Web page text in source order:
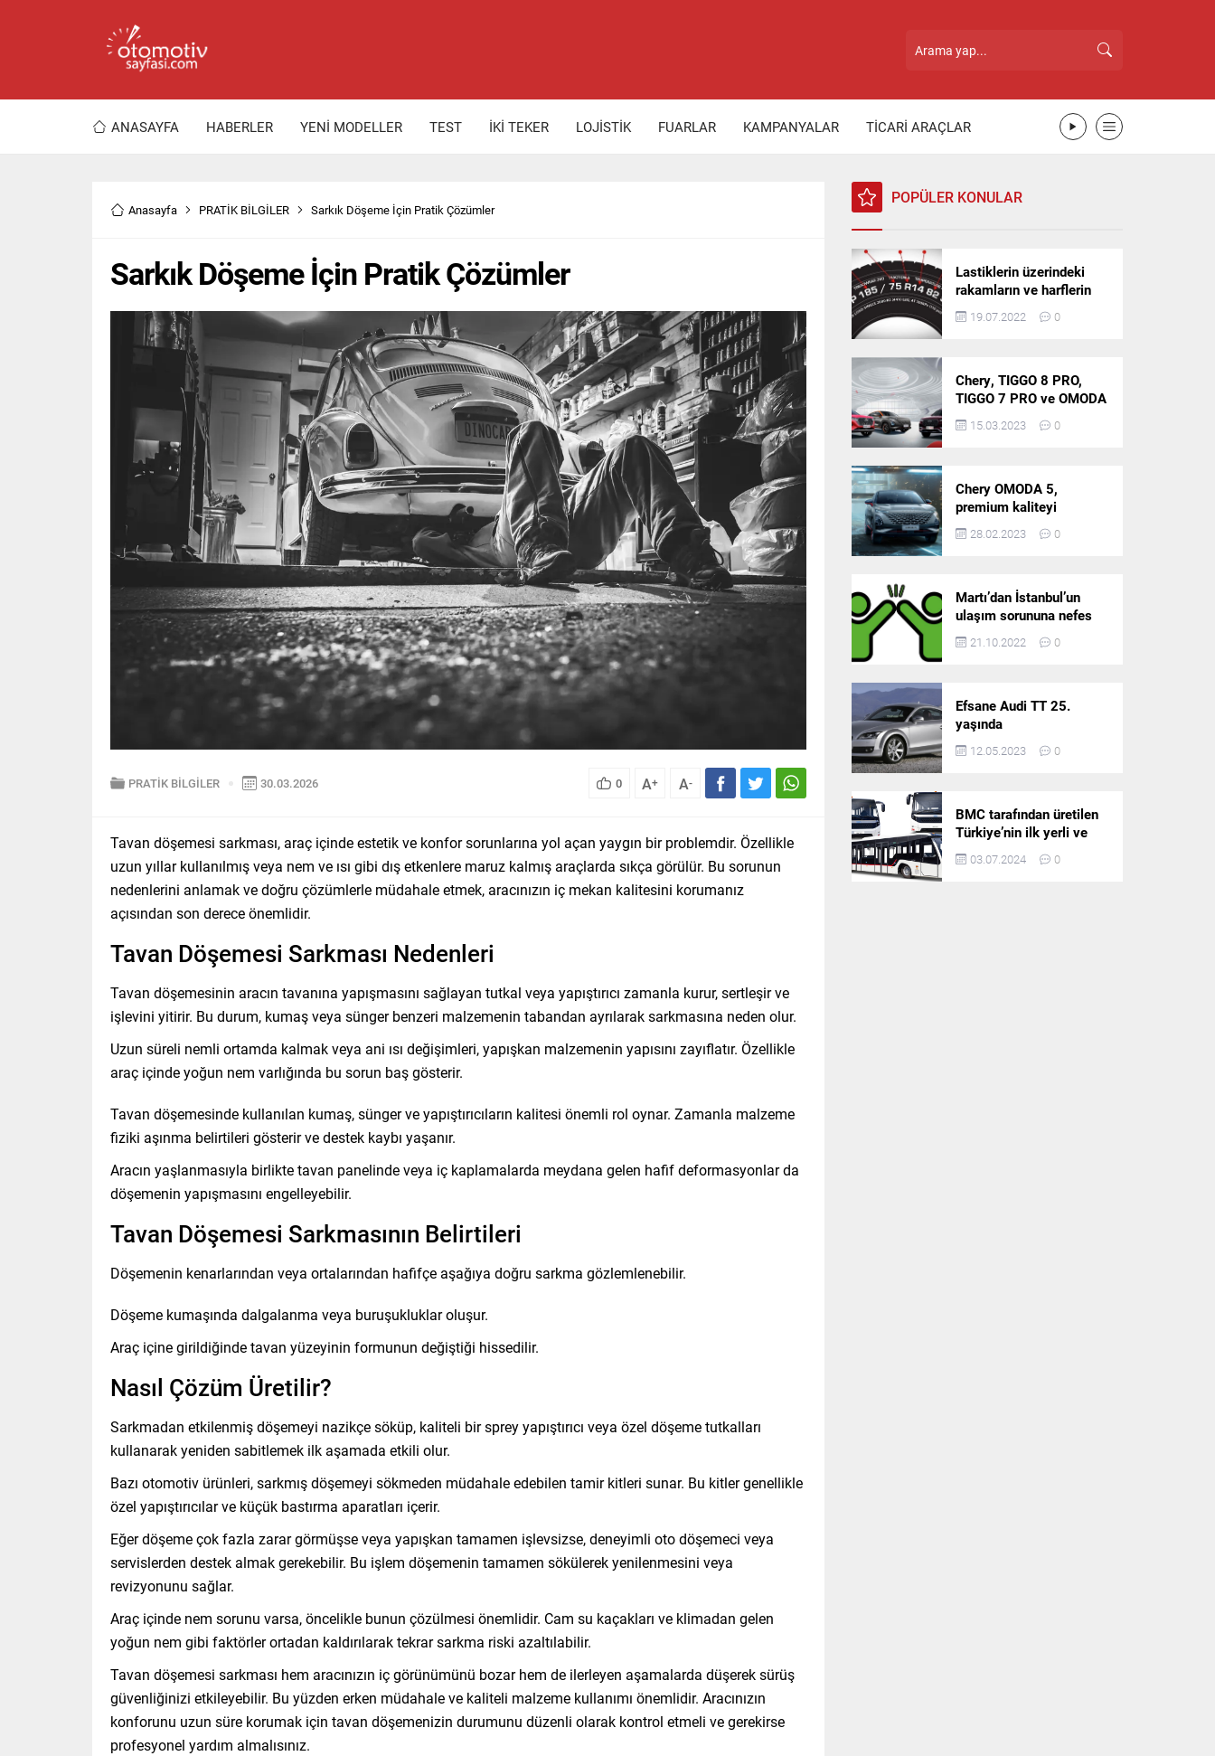
ANASAYFA HABERLER YENİ MODELLER TEST İKİ TEKER LOJİSTİK FUARLAR KAMPANYALAR TİCARİ ARAÇLAR
Anasayfa PRATİK BİLGİLER Sarkık Döşeme İçin Pratik Çözümler
Sarkık Döşeme İçin Pratik Çözümler
PRATİK BİLGİLER 30.03.2026 0 A+ A-
Tavan döşemesi sarkması, araç içinde estetik ve konfor sorunlarına yol açan yaygın bir problemdir. Özellikle
uzun yıllar kullanılmış veya nem ve ısı gibi dış etkenlere maruz kalmış araçlarda sıkça görülür. Bu sorunun
nedenlerini anlamak ve doğru çözümlerle müdahale etmek, aracınızın iç mekan kalitesini korumanız
açısından son derece önemlidir.
Tavan Döşemesi Sarkması Nedenleri
Tavan döşemesinin aracın tavanına yapışmasını sağlayan tutkal veya yapıştırıcı zamanla kurur, sertleşir ve
işlevini yitirir. Bu durum, kumaş veya sünger benzeri malzemenin tabandan ayrılarak sarkmasına neden olur.
Uzun süreli nemli ortamda kalmak veya ani ısı değişimleri, yapışkan malzemenin yapısını zayıflatır. Özellikle
araç içinde yoğun nem varlığında bu sorun baş gösterir.
Tavan döşemesinde kullanılan kumaş, sünger ve yapıştırıcıların kalitesi önemli rol oynar. Zamanla malzeme
fiziki aşınma belirtileri gösterir ve destek kaybı yaşanır.
Aracın yaşlanmasıyla birlikte tavan panelinde veya iç kaplamalarda meydana gelen hafif deformasyonlar da
döşemenin yapışmasını engelleyebilir.
Tavan Döşemesi Sarkmasının Belirtileri
Döşemenin kenarlarından veya ortalarından hafifçe aşağıya doğru sarkma gözlemlenebilir.
Döşeme kumaşında dalgalanma veya buruşukluklar oluşur.
Araç içine girildiğinde tavan yüzeyinin formunun değiştiği hissedilir.
Nasıl Çözüm Üretilir?
Sarkmadan etkilenmiş döşemeyi nazikçe söküp, kaliteli bir sprey yapıştırıcı veya özel döşeme tutkalları
kullanarak yeniden sabitlemek ilk aşamada etkili olur.
Bazı otomotiv ürünleri, sarkmış döşemeyi sökmeden müdahale edebilen tamir kitleri sunar. Bu kitler genellikle
özel yapıştırıcılar ve küçük bastırma aparatları içerir.
Eğer döşeme çok fazla zarar görmüşse veya yapışkan tamamen işlevsizse, deneyimli oto döşemeci veya
servislerden destek almak gerekebilir. Bu işlem döşemenin tamamen sökülerek yenilenmesini veya
revizyonunu sağlar.
Araç içinde nem sorunu varsa, öncelikle bunun çözülmesi önemlidir. Cam su kaçakları ve klimadan gelen
yoğun nem gibi faktörler ortadan kaldırılarak tekrar sarkma riski azaltılabilir.
Tavan döşemesi sarkması hem aracınızın iç görünümünü bozar hem de ilerleyen aşamalarda düşerek sürüş
güvenliğinizi etkileyebilir. Bu yüzden erken müdahale ve kaliteli malzeme kullanımı önemlidir. Aracınızın
konforunu uzun süre korumak için tavan döşemenizin durumunu düzenli olarak kontrol etmeli ve gerekirse
profesyonel yardım almalısınız.
POPÜLER KONULAR
Lastiklerin üzerindeki
rakamların ve harflerin
anlamı nedir?
19.07.2022 0
Chery, TIGGO 8 PRO,
TIGGO 7 PRO ve OMODA
5’in resmi olarak
satışlarına başlıyor!
15.03.2023 0
Chery OMODA 5,
premium kaliteyi
Türkiye’de sunmaya
hazırlanıyor
28.02.2023 0
Martı’dan İstanbul’un
ulaşım sorununa nefes
aldıracak yeni
platform: Tek Araçla
21.10.2022 0
Efsane Audi TT 25.
yaşında
12.05.2023 0
BMC tarafından üretilen
Türkiye’nin ilk yerli ve
milli apron otobüsü
Neoport’a yurt dışından
03.07.2024 0